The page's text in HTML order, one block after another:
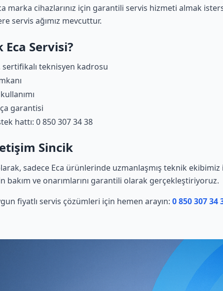
marka cihazlarınız için garantili servis hizmeti almak
servis ağımız mevcuttur.
Servisi?
sertifikalı teknisyen kadrosu
garantisi
hattı: 0 850 307 34 38
Sincik
sadece Eca ürünlerinde uzmanlaşmış teknik ekibimiz
bakım ve onarımlarını garantili olarak gerçekleştiriyoruz.
fiyatlı servis çözümleri için hemen arayın: 0 850 307 34